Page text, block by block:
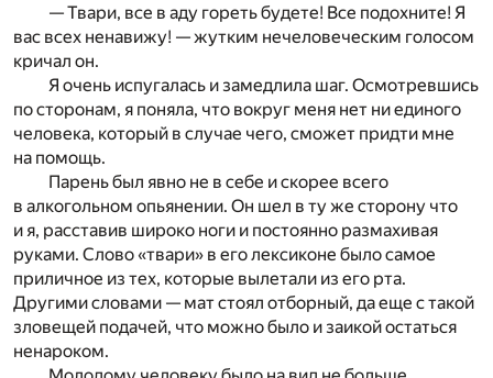
— Твари, все в аду гореть будете! Все подохните! Я
вас всех ненавижу! — жутким нечеловеческим голосом
кричал он.
Я очень испугалась и замедлила шаг. Осмотревшись
по сторонам, я поняла, что вокруг меня нет ни единого
человека, который в случае чего, сможет придти мне
на помощь.
Парень был явно не в себе и скорее всего
в алкогольном опьянении. Он шел в ту же сторону что
и я, расставив широко ноги и постоянно размахивая
руками. Слово «твари» в его лексиконе было самое
приличное из тех, которые вылетали из его рта.
Другими словами — мат стоял отборный, да еще с такой
зловещей подачей, что можно было и заикой остаться
ненароком.